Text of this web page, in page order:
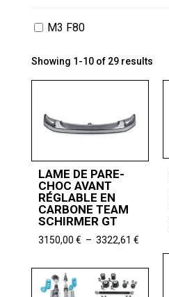
M3 F80
Showing 1-10 of 29 results
LAME DE PARE-
CHOC AVANT
RÉGLABLE EN
CARBONE TEAM
SCHIRMER GT
3150,00 € – 3322,61 €Plage
prix :